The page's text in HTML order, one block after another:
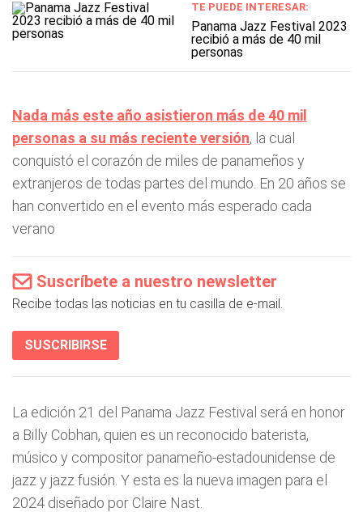
TE PUEDE INTERESAR:
Panama Jazz Festival 2023
recibió a más de 40 mil
personas
Nada más este año asistieron más de 40 mil
personas a su más reciente versión, la cual
conquistó el corazón de miles de panameños y
extranjeros de todas partes del mundo. En 20 años se
han convertido en el evento más esperado cada
verano
Suscríbete a nuestro newsletter
Recibe todas las noticias en tu casilla de e-mail.
SUSCRIBIRSE
La edición 21 del Panama Jazz Festival será en honor
a Billy Cobhan, quien es un reconocido baterista,
músico y compositor panameño-estadounidense de
jazz y jazz fusión. Y esta es la nueva imagen para el
2024 diseñado por Claire Nast.